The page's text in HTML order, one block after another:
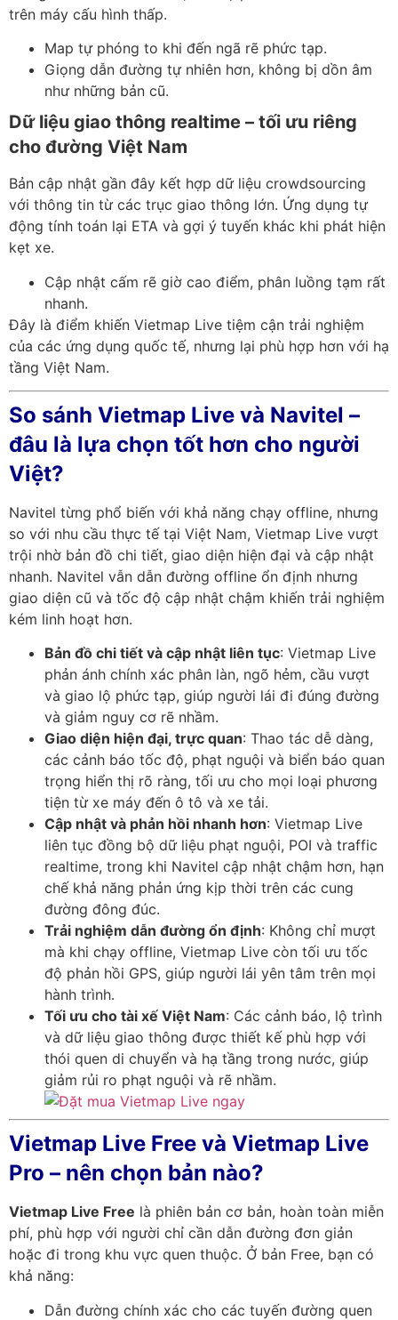
trên máy cấu hình thấp.
Map tự phóng to khi đến ngã rẽ phức tạp.
Giọng dẫn đường tự nhiên hơn, không bị dồn âm
như những bản cũ.
Dữ liệu giao thông realtime – tối ưu riêng
cho đường Việt Nam
Bản cập nhật gần đây kết hợp dữ liệu crowdsourcing
với thông tin từ các trục giao thông lớn. Ứng dụng tự
động tính toán lại ETA và gợi ý tuyến khác khi phát hiện
kẹt xe.
Cập nhật cấm rẽ giờ cao điểm, phân luồng tạm rất
nhanh.
Đây là điểm khiến Vietmap Live tiệm cận trải nghiệm
của các ứng dụng quốc tế, nhưng lại phù hợp hơn với hạ
tầng Việt Nam.
So sánh Vietmap Live và Navitel –
đâu là lựa chọn tốt hơn cho người
Việt?
Navitel từng phổ biến với khả năng chạy offline, nhưng
so với nhu cầu thực tế tại Việt Nam, Vietmap Live vượt
trội nhờ bản đồ chi tiết, giao diện hiện đại và cập nhật
nhanh. Navitel vẫn dẫn đường offline ổn định nhưng
giao diện cũ và tốc độ cập nhật chậm khiến trải nghiệm
kém linh hoạt hơn.
Bản đồ chi tiết và cập nhật liên tục: Vietmap Live
phản ánh chính xác phân làn, ngõ hẻm, cầu vượt
và giao lộ phức tạp, giúp người lái đi đúng đường
và giảm nguy cơ rẽ nhầm.
Giao diện hiện đại, trực quan: Thao tác dễ dàng,
các cảnh báo tốc độ, phạt nguội và biển báo quan
trọng hiển thị rõ ràng, tối ưu cho mọi loại phương
tiện từ xe máy đến ô tô và xe tải.
Cập nhật và phản hồi nhanh hơn: Vietmap Live
liên tục đồng bộ dữ liệu phạt nguội, POI và traffic
realtime, trong khi Navitel cập nhật chậm hơn, hạn
chế khả năng phản ứng kịp thời trên các cung
đường đông đúc.
Trải nghiệm dẫn đường ổn định: Không chỉ mượt
mà khi chạy offline, Vietmap Live còn tối ưu tốc
độ phản hồi GPS, giúp người lái yên tâm trên mọi
hành trình.
Tối ưu cho tài xế Việt Nam: Các cảnh báo, lộ trình
và dữ liệu giao thông được thiết kế phù hợp với
thói quen di chuyển và hạ tầng trong nước, giúp
giảm rủi ro phạt nguội và rẽ nhầm.
Vietmap Live Free và Vietmap Live
Pro – nên chọn bản nào?
Vietmap Live Free là phiên bản cơ bản, hoàn toàn miễn
phí, phù hợp với người chỉ cần dẫn đường đơn giản
hoặc đi trong khu vực quen thuộc. Ở bản Free, bạn có
khả năng:
Dẫn đường chính xác cho các tuyến đường quen